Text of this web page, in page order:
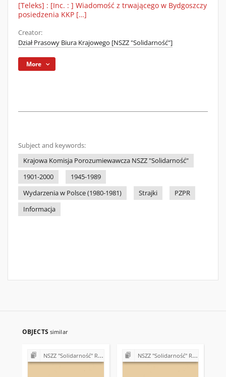
[Teleks] : [Inc. : ] Wiadomość z trwającego w Bydgoszczy
posiedzenia KKP […]
Creator:
Dział Prasowy Biura Krajowego [NSZZ "Solidarność"]
More
Subject and keywords:
Krajowa Komisja Porozumiewawcza NSZZ "Solidarność"
1901-2000
1945-1989
Wydarzenia w Polsce (1980-1981)
Strajki
PZPR
Informacja
OBJECTS similar
NSZZ "Solidarność" Region Świętokrzyski - teleksy (1981) NSZZ "Solidarność" Region Świętokrzyski - teleksy (1981)